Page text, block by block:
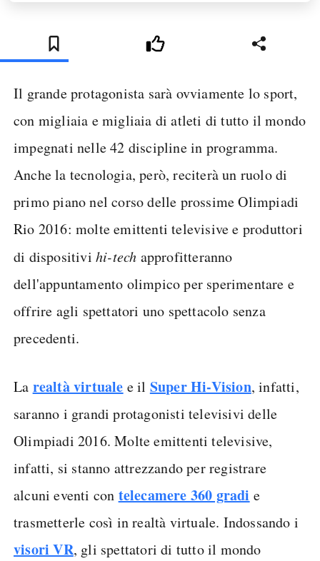
Il grande protagonista sarà ovviamente lo sport,
con migliaia e migliaia di atleti di tutto il mondo
impegnati nelle 42 discipline in programma.
Anche la tecnologia, però, reciterà un ruolo di
primo piano nel corso delle prossime Olimpiadi
Rio 2016: molte emittenti televisive e produttori
di dispositivi hi-tech approfitteranno
dell'appuntamento olimpico per sperimentare e
offrire agli spettatori uno spettacolo senza
precedenti.
La realtà virtuale e il Super Hi-Vision, infatti,
saranno i grandi protagonisti televisivi delle
Olimpiadi 2016. Molte emittenti televisive,
infatti, si stanno attrezzando per registrare
alcuni eventi con telecamere 360 gradi e
trasmetterle così in realtà virtuale. Indossando i
visori VR, gli spettatori di tutto il mondo